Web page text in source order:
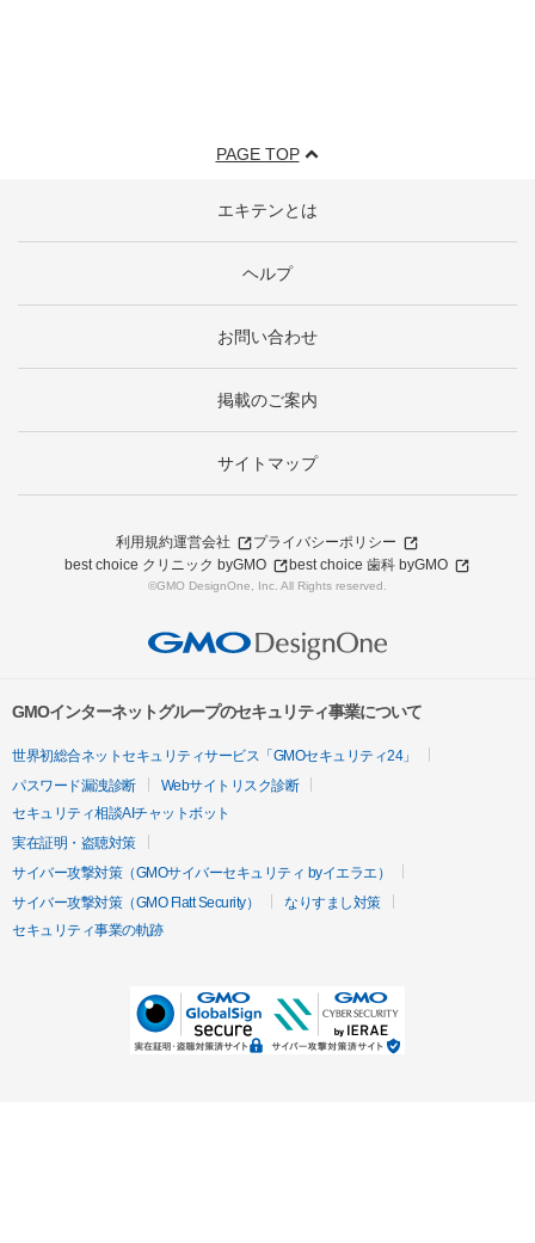
PAGE TOP
エキテンとは
ヘルプ
お問い合わせ
掲載のご案内
サイトマップ
利用規約運営会社
プライバシーポリシー
best choice クリニック byGMO
best choice 歯科 byGMO
©GMO DesignOne, Inc. All Rights reserved.
GMOインターネットグループのセキュリティ事業について
世界初総合ネットセキュリティサービス「GMOセキュリティ24」
パスワード漏洩診断
Webサイトリスク診断
セキュリティ相談AIチャットボット
実在証明・盗聴対策
サイバー攻撃対策（GMOサイバーセキュリティ byイエラエ）
サイバー攻撃対策（GMO Flatt Security）
なりすまし対策
セキュリティ事業の軌跡